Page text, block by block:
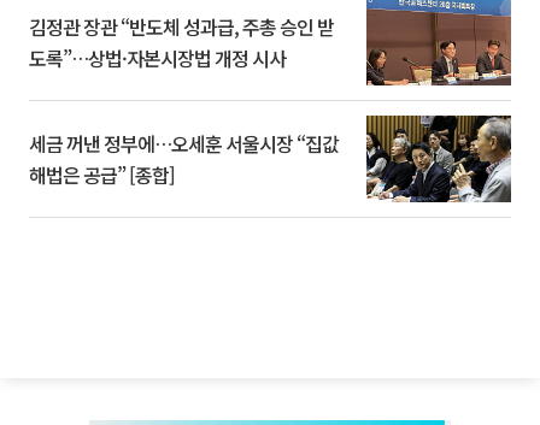
김정관 장관 “반도체 성과급, 주총 승인 받
도록”…상법·자본시장법 개정 시사
세금 꺼낸 정부에…오세훈 서울시장 “집값
해법은 공급” [종합]